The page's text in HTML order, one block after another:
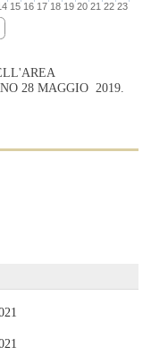
15 16 17 18 19 20 21 22 23
28 MAGGIO 2019.